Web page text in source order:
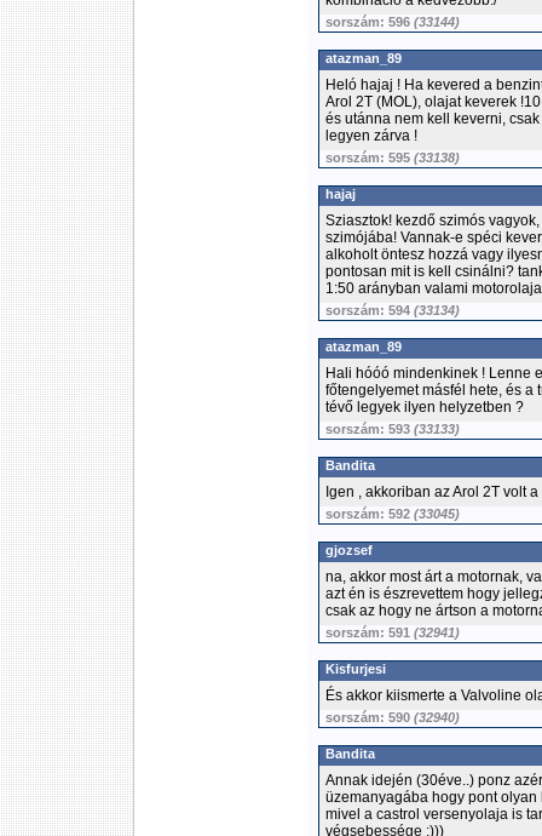
sorszám: 596 (33144)
atazman_89
Heló hajaj ! Ha kevered a
Arol 2T (MOL), olajat keverek
és utánna nem kell keverni,
legyen zárva !
sorszám: 595 (33138)
hajaj
Sziasztok! kezdő szimós
szimójába! Vannak-e spéci
alkoholt öntesz hozzá vagy
pontosan mit is kell csinálni?
1:50 arányban valami
sorszám: 594 (33134)
atazman_89
Hali hóóó mindenkinek ! Lenne
főtengelyemet másfél hete, és a
tévő legyek ilyen helyzetben ?
sorszám: 593 (33133)
Bandita
Igen , akkoriban az Arol 2T volt
sorszám: 592 (33045)
gjozsef
na, akkor most árt a motornak,
azt én is észrevettem hogy
csak az hogy ne ártson a
sorszám: 591 (32941)
Kisfurjesi
És akkor kiismerte a Valvoline
sorszám: 590 (32940)
Bandita
Annak idején (30éve..) ponz
üzemanyagába hogy pont
mivel a castrol versenyolaja is
végsebessége :)))